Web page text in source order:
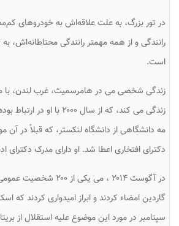
در تور بزرگ، به علت علاقه‌اش به خودروهای
رانندگی و از همه مهمتر رانندگی محتاطانه‌اش،
است.
زندگی شخصی می در هامرسمیث، غرب لندن، با
مه دانشگاهی از دانشگاه لنکستر، که قبلاً در آن
دکترای افتخاری اعطا شد. او دارای مدرک دکترای
در آگوست ۲۰۱۴ ، می یکی
گاردین امضاء کردند و ابراز امیدواری کردند که
سپتامبر در مورد این موضوع علیه استقلال از